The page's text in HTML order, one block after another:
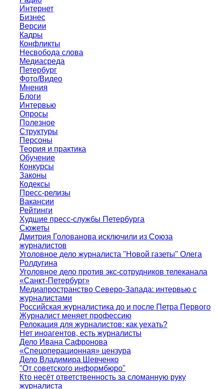
Интернет
Бизнес
Версии
Кадры
Конфликты
Несвобода слова
Медиасреда
Петербург
Фото/Видео
Мнения
Блоги
Интервью
Опросы
Полезное
Структуры
Персоны
Теория и практика
Обучение
Конкурсы
Законы
Кодексы
Пресс-релизы
Вакансии
Рейтинги
Худшие пресс-службы Петербурга
Сюжеты
Дмитрия Голованова исключили из Союза
журналистов
Уголовное дело журналиста "Новой газеты" Олега
Ролдугина
Уголовное дело против экс-сотрудников телеканала
«Санкт-Петербург»
Медиапространство Северо-Запада: интервью с
журналистами
Российская журналистика до и после Петра Первого
Журналист меняет профессию
Релокация для журналистов: как уехать?
Нет иноагентов, есть журналисты
Дело Ивана Сафронова
«Спецоперационная» цензура
Дело Владимира Шевченко
"От советского информбюро"
Кто несёт ответственность за сломанную руку
журналиста